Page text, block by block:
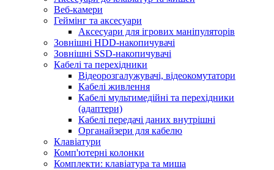
Веб-камери
Геймінг та аксесуари
Аксесуари для ігрових маніпуляторів
Зовнішні HDD-накопичувачі
Зовнішні SSD-накопичувачі
Кабелі та перехідники
Відеорозгалужувачі, відеокомутатори
Кабелі живлення
Кабелі мультимедійні та перехідники
(адаптери)
Кабелі передачі даних внутрішні
Органайзери для кабелю
Клавіатури
Комп'ютерні колонки
Комплекти: клавіатура та миша